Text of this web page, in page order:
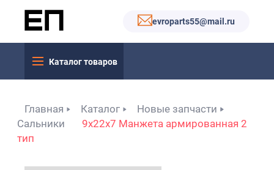
evroparts55@mail.ru
Каталог товаров
Главная Каталог
Новые запчасти
Сальники
9x22x7 Манжета армированная 2
тип